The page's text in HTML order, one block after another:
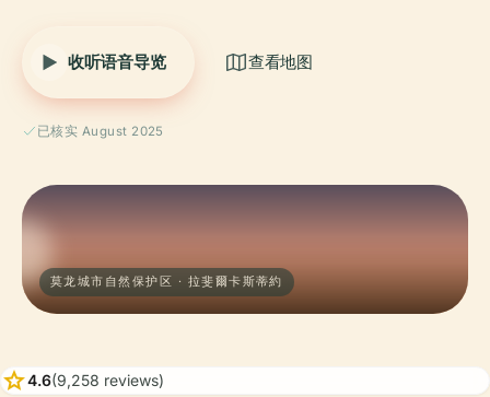
收听语音导览 查看地图
已核实 August 2025
莫龙城市自然保护区 · 拉斐爾卡斯蒂約
star4.6(9,258 reviews)